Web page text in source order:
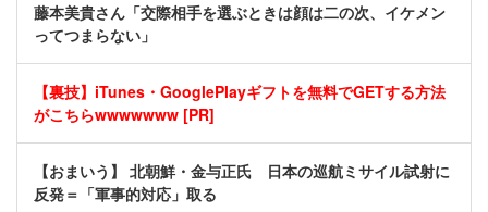
藤本美貴さん「交際相手を選ぶときは顔は二の次、イケメン
ってつまらない」
【裏技】iTunes・GooglePlayギフトを無料でGETする方法
がこちらwwwwwww [PR]
【おまいう】 北朝鮮・金与正氏 日本の巡航ミサイル試射に
反発＝「軍事的対応」取る